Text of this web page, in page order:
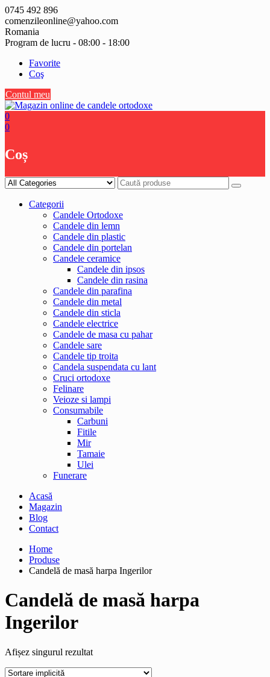
Skip
to
content
0745 492 896
comenzileonline@yahoo.com
Romania
Program de lucru - 08:00 - 18:00
Favorite
Coş
Contul meu
0
0
Coș
Categorii
Candele Ortodoxe
Candele din lemn
Candele din plastic
Candele din portelan
Candele ceramice
Candele din ipsos
Candele din rasina
Candele din parafina
Candele din metal
Candele din sticla
Candele electrice
Candele de masa cu pahar
Candele sare
Candele tip troita
Candela suspendata cu lant
Cruci ortodoxe
Felinare
Veioze si lampi
Consumabile
Carbuni
Fitile
Mir
Tamaie
Ulei
Funerare
Acasă
Magazin
Blog
Contact
Home
Produse
Candelă de masă harpa Ingerilor
Candelă de masă harpa
Ingerilor
Afișez singurul rezultat